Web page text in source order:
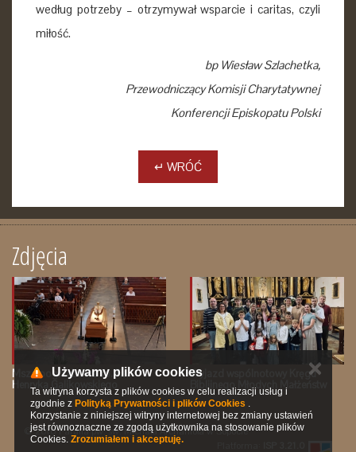
według potrzeby – otrzymywał wsparcie i caritas, czyli
miłość.
bp Wiesław Szlachetka,
Przewodniczący Komisji Charytatywnej
Konferencji Episkopatu Polski
↵ WRÓĆ
Zdjęcia
Msza pogrzebowa śp. Ks.
Henryka Galikowskiego
Wyjazd wspólnotowy Kręgu
Biblijnego Młodych Małżeństw
© 2016 Parafia pw. św. Michała Archanioła w Sopocie
Używamy plików cookies
Ta witryna korzysta z plików cookies w celu realizacji usług i
zgodnie z Polityką Prywatności i plików Cookies .
Korzystanie z niniejszej witryny internetowej bez zmiany ustawień
jest równoznaczne ze zgodą użytkownika na stosowanie plików
Cookies. Zrozumiałem i akceptuję.
✕